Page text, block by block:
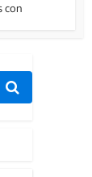
con